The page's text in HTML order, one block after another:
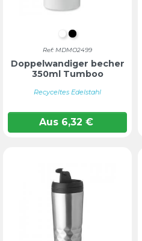
WEIßSCHWARZ
Ref: MDMO2499
Doppelwandiger becher
350ml Tumboo
Recyceltes Edelstahl
Aus6,32 €